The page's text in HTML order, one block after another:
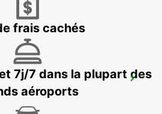
GARE TGV
frais cachés
7j/7 dans la plupart des
aéroports